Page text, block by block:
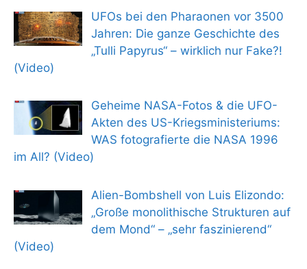
UFOs bei den Pharaonen vor 3500
Jahren: Die ganze Geschichte des
„Tulli Papyrus“ – wirklich nur Fake?!
(Video)
Geheime NASA-Fotos & die UFO-
Akten des US-Kriegsministeriums:
WAS fotografierte die NASA 1996
im All? (Video)
Alien-Bombshell von Luis Elizondo:
„Große monolithische Strukturen auf
dem Mond“ – „sehr faszinierend“
(Video)